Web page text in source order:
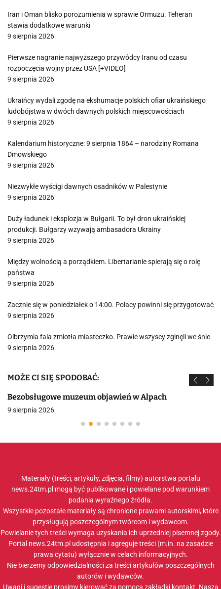
Iran i Oman blisko porozumienia w sprawie Ormuzu. Teheran
stawia dodatkowe warunki
9 sierpnia 2026
Pierwsze nagranie najwyższego przywódcy Iranu od czasu
rozpoczęcia wojny przez USA [+VIDEO]
9 sierpnia 2026
Ukraińcy wydali zgodę na ekshumacje polskich ofiar ukraińskiego
ludobójstwa w dwóch dawnych polskich miejscowościach
9 sierpnia 2026
Kalendarium historyczne: 9 sierpnia 1864 – narodziny Romana
Dmowskiego
9 sierpnia 2026
Niezwykłe wyścigi dawnych osadników w Palestynie
9 sierpnia 2026
Duży ładunek i eksplozja w Bułgarii. To był dron ukraińskiej
produkcji. Bułgarzy wzywają ambasadora Ukrainy
9 sierpnia 2026
Między wolnością a porządkiem. Libertarianie spierają się o rolę
państwa
9 sierpnia 2026
Zacznie się w poniedziałek o 14:00. Polacy powinni się przygotować
9 sierpnia 2026
Olbrzymia fala zmiotła miasteczko. Prawie wszyscy zginęli we śnie
9 sierpnia 2026
MOŻE CI SIĘ SPODOBAĆ:
Bezobsługowe muzeum objawień w Alpach
9 sierpnia 2026
Materiały (treści, artykuły, zdjęcia, filmy) autorstwa portalu
news.24tm.pl mogą być publikowane i powielane pod warunkiem
podania wyraźnego źródła.
Wszystkie pozostałe materiały są chronione prawami autorskimi, które
przysługują poszczególnym twórcom i wydawcom.
Powielanie tych treści wymaga uzyskania ich uprzedniej pisemnej zgody.
Portal news.24tm.pl udostępnia i agreguje treści (m.in. na zasadzie
prawa cytatu) wyłącznie w celach informacyjnych.
Nie bierzemy odpowiedzialności za treści artykułów poszczególnych
autorów i wydawców.
Uwagi i sugestie prosimy kierować za pomocą zakładki kontakt. Nasza